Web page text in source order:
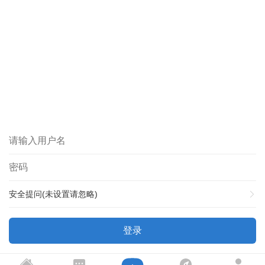
安全提问(未设置请忽略)
登录